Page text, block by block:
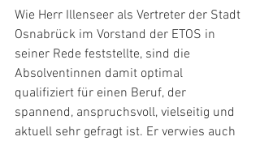
Wie Herr Illenseer als Vertreter der Stadt
Osnabrück im Vorstand der ETOS in
seiner Rede feststellte, sind die
Absolventinnen damit optimal
qualifiziert für einen Beruf, der
spannend, anspruchsvoll, vielseitig und
aktuell sehr gefragt ist. Er verwies auch